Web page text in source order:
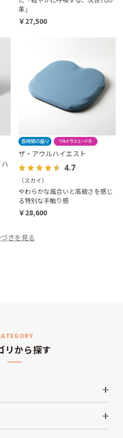
革」
￥27,500
ザ・アウルハイエスト
4.7
（スカイ）
やわらかな風合いと高級さを感じ
る特別な手触り感
￥28,600
きを見る
リから探す